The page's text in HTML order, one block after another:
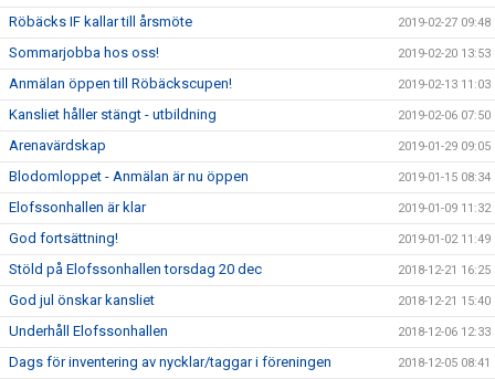
Röbäcks IF kallar till årsmöte 2019-02-27 09:48
Sommarjobba hos oss! 2019-02-20 13:53
Anmälan öppen till Röbäckscupen! 2019-02-13 11:03
Kansliet håller stängt - utbildning 2019-02-06 07:50
Arenavärdskap 2019-01-29 09:05
Blodomloppet - Anmälan är nu öppen 2019-01-15 08:34
Elofssonhallen är klar 2019-01-09 11:32
God fortsättning! 2019-01-02 11:49
Stöld på Elofssonhallen torsdag 20 dec 2018-12-21 16:25
God jul önskar kansliet 2018-12-21 15:40
Underhåll Elofssonhallen 2018-12-06 12:33
Dags för inventering av nycklar/taggar i föreningen 2018-12-05 08:41